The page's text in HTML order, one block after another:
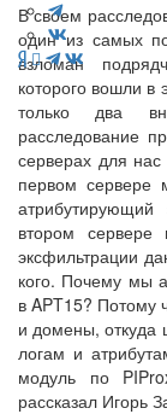
В своем
один из самых
взломан
которого вошли в
только два
расследование
серверах для
первом сервере
втором
эксфильтрации
кого. Почему мы
в APT15? Потому
и домены, откуда
логам и
модуль по
рассказал Игорь